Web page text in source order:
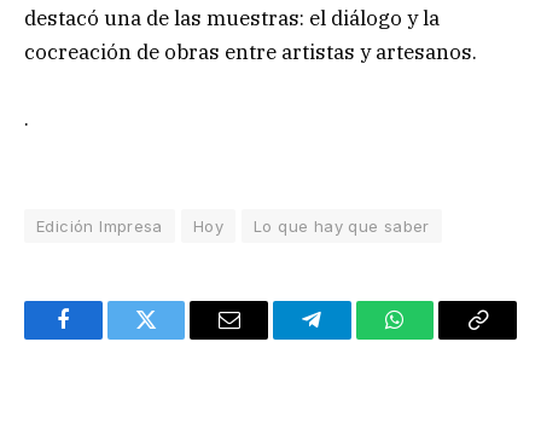
destacó una de las muestras: el diálogo y la
cocreación de obras entre artistas y artesanos.
.
Edición Impresa Hoy Lo que hay que saber
FacebookTwitter Email TelegramWhatsAppCopy